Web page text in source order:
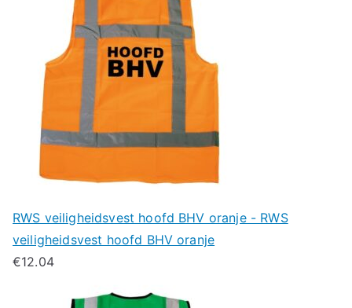
RWS veiligheidsvest hoofd BHV oranje - RWS
veiligheidsvest hoofd BHV oranje
€12.04